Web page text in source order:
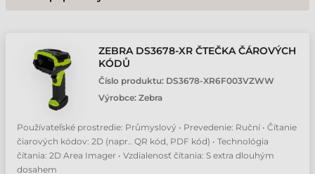
ZEBRA DS3678-XR ČTEČKA ČÁROVÝCH
KÓDŮ
Číslo produktu: DS3678-XR6F003VZWW
Výrobce: Zebra
Používateľské prostredie: Průmyslový • Prevedenie: Ruční • Čítanie
čiarových kódov: 2D (napr.. QR kód, PDF kód) • Technológia
čítania: 2D Area Imager • Vzdialenosť čítania: S extra dlouhým
dosahem